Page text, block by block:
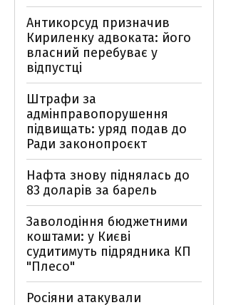
Антикорсуд призначив
Кириленку адвоката: його
власний перебуває у
відпустці
Штрафи за
адмінправопорушення
підвищать: уряд подав до
Ради законопроєкт
Нафта знову піднялась до
83 доларів за барель
Заволодіння бюджетними
коштами: у Києві
судитимуть підрядника КП
"Плесо"
Росіяни атакували